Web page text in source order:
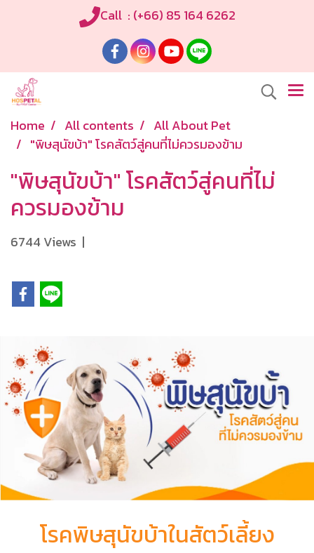
Call : (+66) 85 164 6262
Home All contents
All About Pet
"พิษสุนัขบ้า" โรคสัตว์สู่คนที่ไม่ควรมองข้าม
"พิษสุนัขบ้า" โรคสัตว์สู่คนที่ไม่
ควรมองข้าม
6744 Views |
โรคพิษสุนัขบ้าในสัตว์เลี้ยง